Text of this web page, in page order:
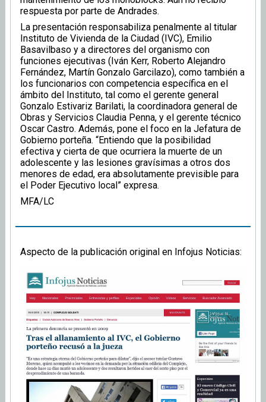
respuesta por parte de Andrades.
La presentación responsabiliza penalmente al titular
Instituto de Vivienda de la Ciudad (IVC), Emilio
Basavilbaso y a directores del organismo con
funciones ejecutivas (Iván Kerr, Roberto Alejandro
Fernández, Martín Gonzalo Garcilazo), como también a
los funcionarios con competencia específica en el
ámbito del Instituto, tal como el gerente general
Gonzalo Estivariz Barilati, la coordinadora general de
Obras y Servicios Claudia Penna, y el gerente técnico
Oscar Castro. Además, pone el foco en la Jefatura de
Gobierno porteña. “Entiendo que la posibilidad
efectiva y cierta de que ocurriera la muerte de un
adolescente y las lesiones gravísimas a otros dos
menores de edad, era absolutamente previsible para
el Poder Ejecutivo local” expresa.
MFA/LC
Aspecto de la publicación original en Infojus Noticias: